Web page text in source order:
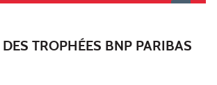
TROPHÉES BNP PARIBAS